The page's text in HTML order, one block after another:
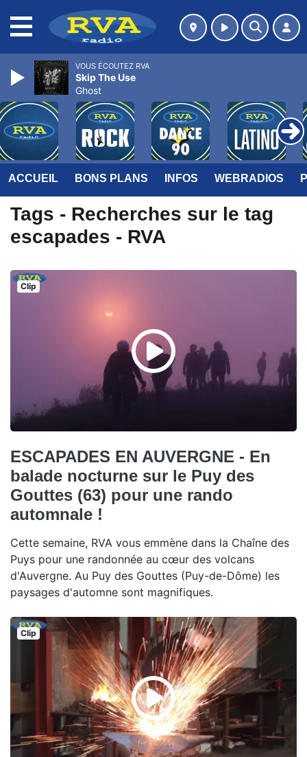
ACCUEIL BONS PLANS INFOS WEBRADIOS
Tags - Recherches sur le tag
escapades - RVA
Clip
ESCAPADES EN AUVERGNE - En
balade nocturne sur le Puy des
Gouttes (63) pour une rando
automnale !
Cette semaine, RVA vous emmène dans la Chaîne des
Puys pour une randonnée au cœur des volcans
d'Auvergne. Au Puy des Gouttes (Puy-de-Dôme) les
paysages d'automne sont magnifiques.
Clip
VOUS ÉCOUTEZ RVA
Skip The Use
Ghost